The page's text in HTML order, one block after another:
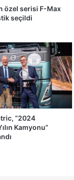
özel serisi F-Max
seçildi
“2024
Kamyonu”